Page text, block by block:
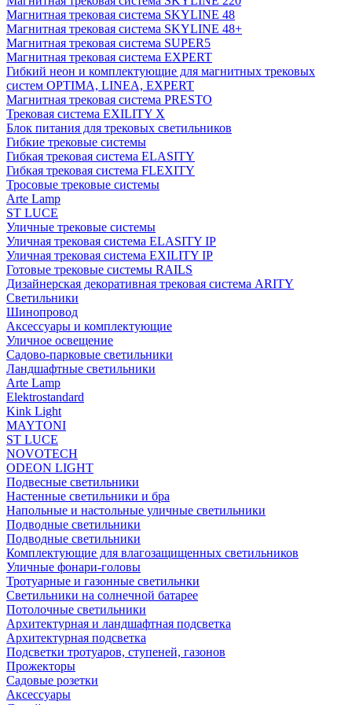
Магнитная трековая система SKYLINE 48
Магнитная трековая система SKYLINE 48+
Магнитная трековая система SUPER5
Магнитная трековая система EXPERT
Гибкий неон и комплектующие для магнитных трековых
систем OPTIMA, LINEA, EXPERT
Магнитная трековая система PRESTO
Трековая система EXILITY X
Блок питания для трековых светильников
Гибкие трековые системы
Гибкая трековая система ELASITY
Гибкая трековая система FLEXITY
Тросовые трековые системы
Arte Lamp
ST LUCE
Уличные трековые системы
Уличная трековая система ELASITY IP
Уличная трековая система EXILITY IP
Готовые трековые системы RAILS
Дизайнерская декоративная трековая система ARITY
Светильники
Шинопровод
Аксессуары и комплектующие
Уличное освещение
Садово-парковые светильники
Ландшафтные светильники
Arte Lamp
Elektrostandard
Kink Light
MAYTONI
ST LUCE
NOVOTECH
ODEON LIGHT
Подвесные светильники
Настенные светильники и бра
Напольные и настольные уличные светильники
Подводные светильники
Подводные светильники
Комплектующие для влагозащищенных светильников
Уличные фонари-головы
Тротуарные и газонные светильнки
Светильники на солнечной батарее
Потолочные светильники
Архитектурная и ландшафтная подсветка
Архитектурная подсветка
Подсветки тротуаров, ступеней, газонов
Прожекторы
Садовые розетки
Аксессуары